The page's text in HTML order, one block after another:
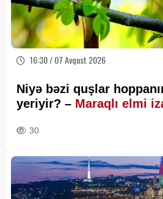
16:30 / 07 Avqust 2026
Niyə bəzi quşlar
yeriyir? – Maraqlı elmi
30